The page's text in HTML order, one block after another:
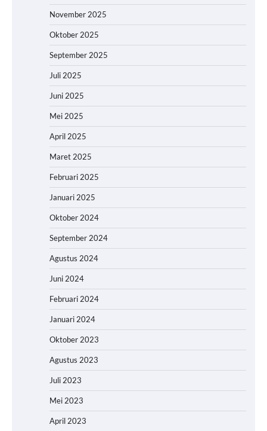
November 2025
Oktober 2025
September 2025
Juli 2025
Juni 2025
Mei 2025
April 2025
Maret 2025
Februari 2025
Januari 2025
Oktober 2024
September 2024
Agustus 2024
Juni 2024
Februari 2024
Januari 2024
Oktober 2023
Agustus 2023
Juli 2023
Mei 2023
April 2023